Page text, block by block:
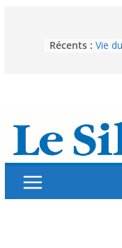
Récents : Vie
La